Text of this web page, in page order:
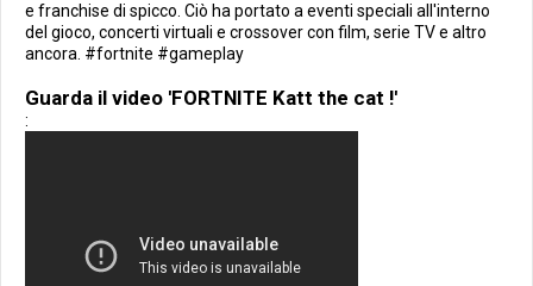
e franchise di spicco. Ciò ha portato a eventi speciali all'interno
del gioco, concerti virtuali e crossover con film, serie TV e altro
ancora. #fortnite #gameplay
Guarda il video 'FORTNITE Katt the cat !'
: